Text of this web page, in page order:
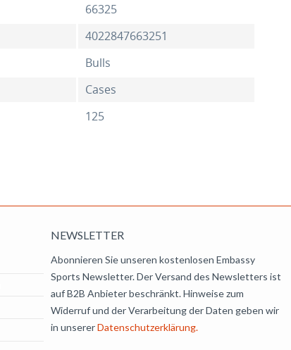
66325
4022847663251
Bulls
Cases
125
NEWSLETTER
Abonnieren Sie unseren kostenlosen Embassy
Sports Newsletter. Der Versand des Newsletters ist
auf B2B Anbieter beschränkt. Hinweise zum
Widerruf und der Verarbeitung der Daten geben wir
in unsererDatenschutzerklärung.